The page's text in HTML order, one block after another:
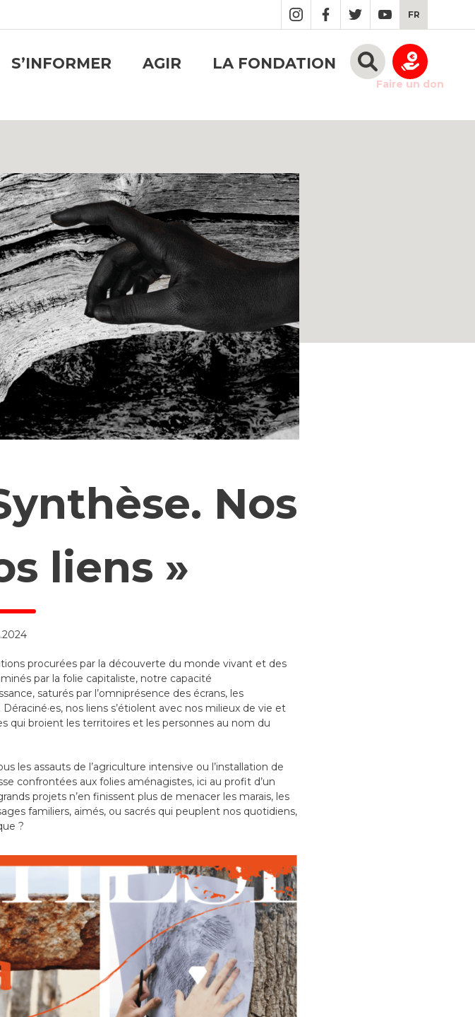
FR
S’INFORMER AGIR LA FONDATION
Faire un don
Nos
liens »
procurées par la découverte du monde vivant et des
par la folie capitaliste, notre capacité
saturés par l’omniprésence des écrans, les
nos liens s’étiolent avec nos milieux de vie et
qui broient les territoires et les personnes au nom du
les assauts de l’agriculture intensive ou l’installation de
confrontées aux folies aménagistes, ici au profit d’un
projets n’en finissent plus de menacer les marais, les
familiers, aimés, ou sacrés qui peuplent nos quotidiens,
?